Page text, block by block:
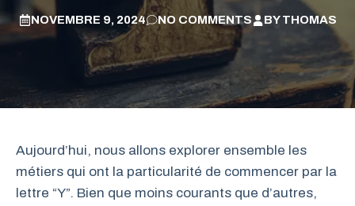
NOVEMBRE 9, 2024 NO COMMENTS BYTHOMAS
Aujourd’hui, nous allons explorer ensemble les
métiers qui ont la particularité de commencer par la
lettre “Y”. Bien que moins courants que d’autres,